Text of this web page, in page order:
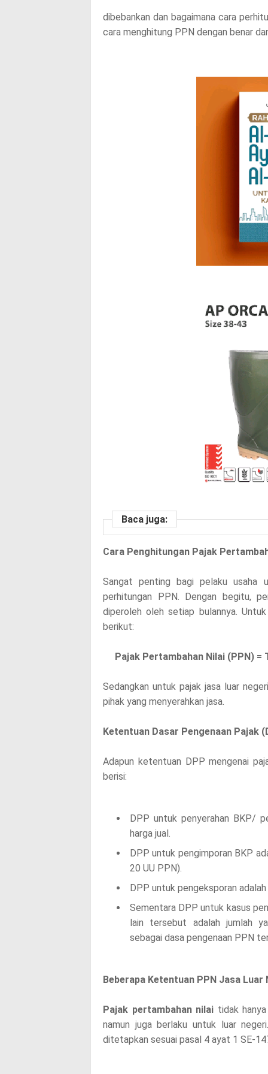
t
dibebankan dan bagaimana cara
cara menghitung PPN dengan benar
Baca juga:
Cara Penghitungan Pajak
Sangat penting bagi pelaku usaha
perhitungan PPN. Dengan begitu,
diperoleh oleh setiap bulannya.
berikut:
Pajak Pertambahan Nilai (PPN) =
Sedangkan untuk pajak jasa luar
pihak yang menyerahkan jasa.
Ketentuan Dasar Pengenaan Pajak
Adapun ketentuan DPP mengenai
berisi:
DPP untuk penyerahan BKP/
harga jual.
DPP untuk pengimporan BKP
20 UU PPN).
DPP untuk pengeksporan adalah
Sementara DPP untuk kasus
lain tersebut adalah jumlah
sebagai dasa pengenaan PPN
Beberapa Ketentuan PPN Jasa Luar
Pajak pertambahan nilai tidak
namun juga berlaku untuk luar
ditetapkan sesuai pasal 4 ayat 1 SE-